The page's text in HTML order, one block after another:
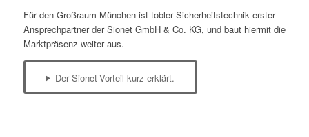
Für den Großraum München ist tobler Sicherheitstechnik erster
Ansprechpartner der Sionet GmbH & Co. KG, und baut hiermit die
Marktpräsenz weiter aus.
Der Sionet-Vorteil kurz erklärt.